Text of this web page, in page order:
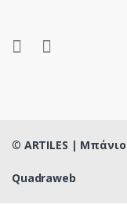
© ARTILES |
Quadraweb